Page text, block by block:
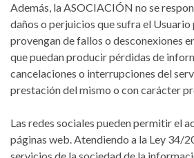
Además, la ASOCIACIÓN no se
daños o perjuicios que sufra el
provengan de fallos o desconexiones
que puedan producir pérdidas de
cancelaciones o interrupciones del
prestación del mismo o con carácter
Las redes sociales pueden permitir el
páginas web. Atendiendo a la Ley 34/